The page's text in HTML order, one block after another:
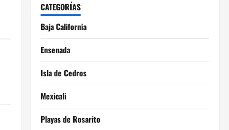
CATEGORÍAS
Baja California
Ensenada
Isla de Cedros
Mexicali
Playas de Rosarito